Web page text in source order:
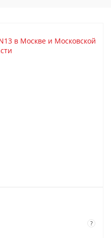
?